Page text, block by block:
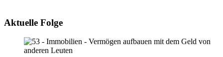
Aktuelle Folge